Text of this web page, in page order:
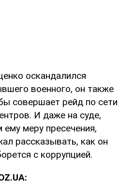
оскандалился
военного, он также
совершает рейд по сети
И даже на суде,
меру пресечения,
рассказывать, как он
с коррупцией.